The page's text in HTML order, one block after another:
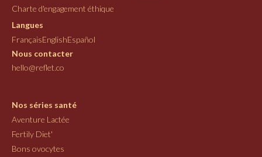
Charte d'engagement éthique
Langues
FrançaisEnglishEspañol
Nous contacter
hello@reflet.co
Nos séries santé
Aventure Lactée
Fertily Diet'
Bons ovocytes